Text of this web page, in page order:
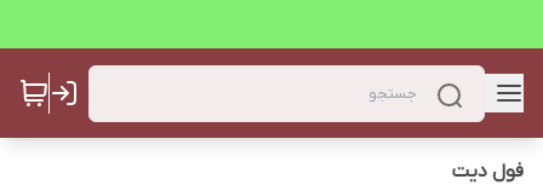
فول دیت